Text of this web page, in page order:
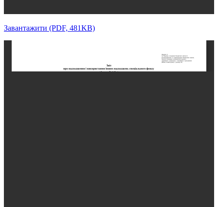
Завантажити (PDF, 481KB)